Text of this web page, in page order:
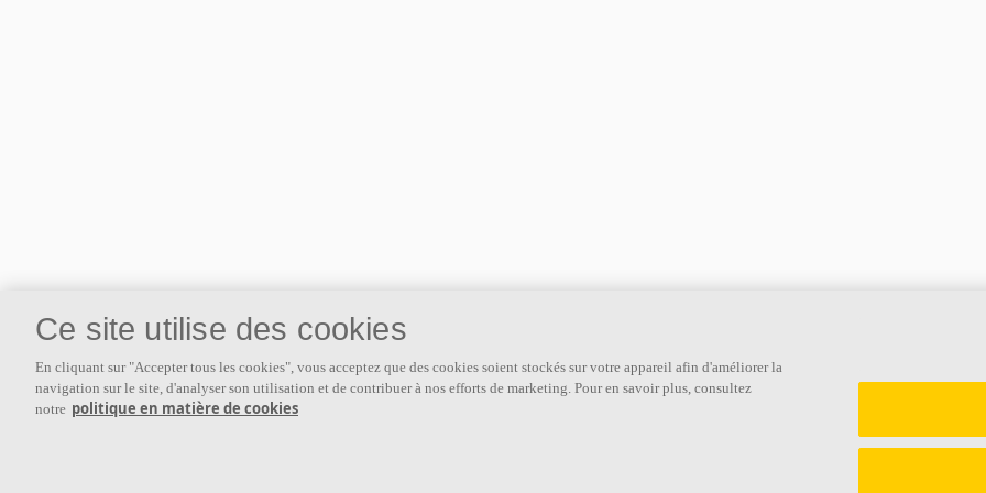
À propos d'Ecophon
Ecophon développe, fabrique et commercialise des panneaux
Liens
Brochures à
Ce site utilise des cookies
En cliquant sur "Accepter tous les cookies", vous acceptez que des cookies soient stockés sur votre appareil afin d'améliorer la
navigation sur le site, d'analyser son utilisation et de contribuer à nos efforts de marketing. Pour en savoir plus, consultez
notre politique en matière de cookies